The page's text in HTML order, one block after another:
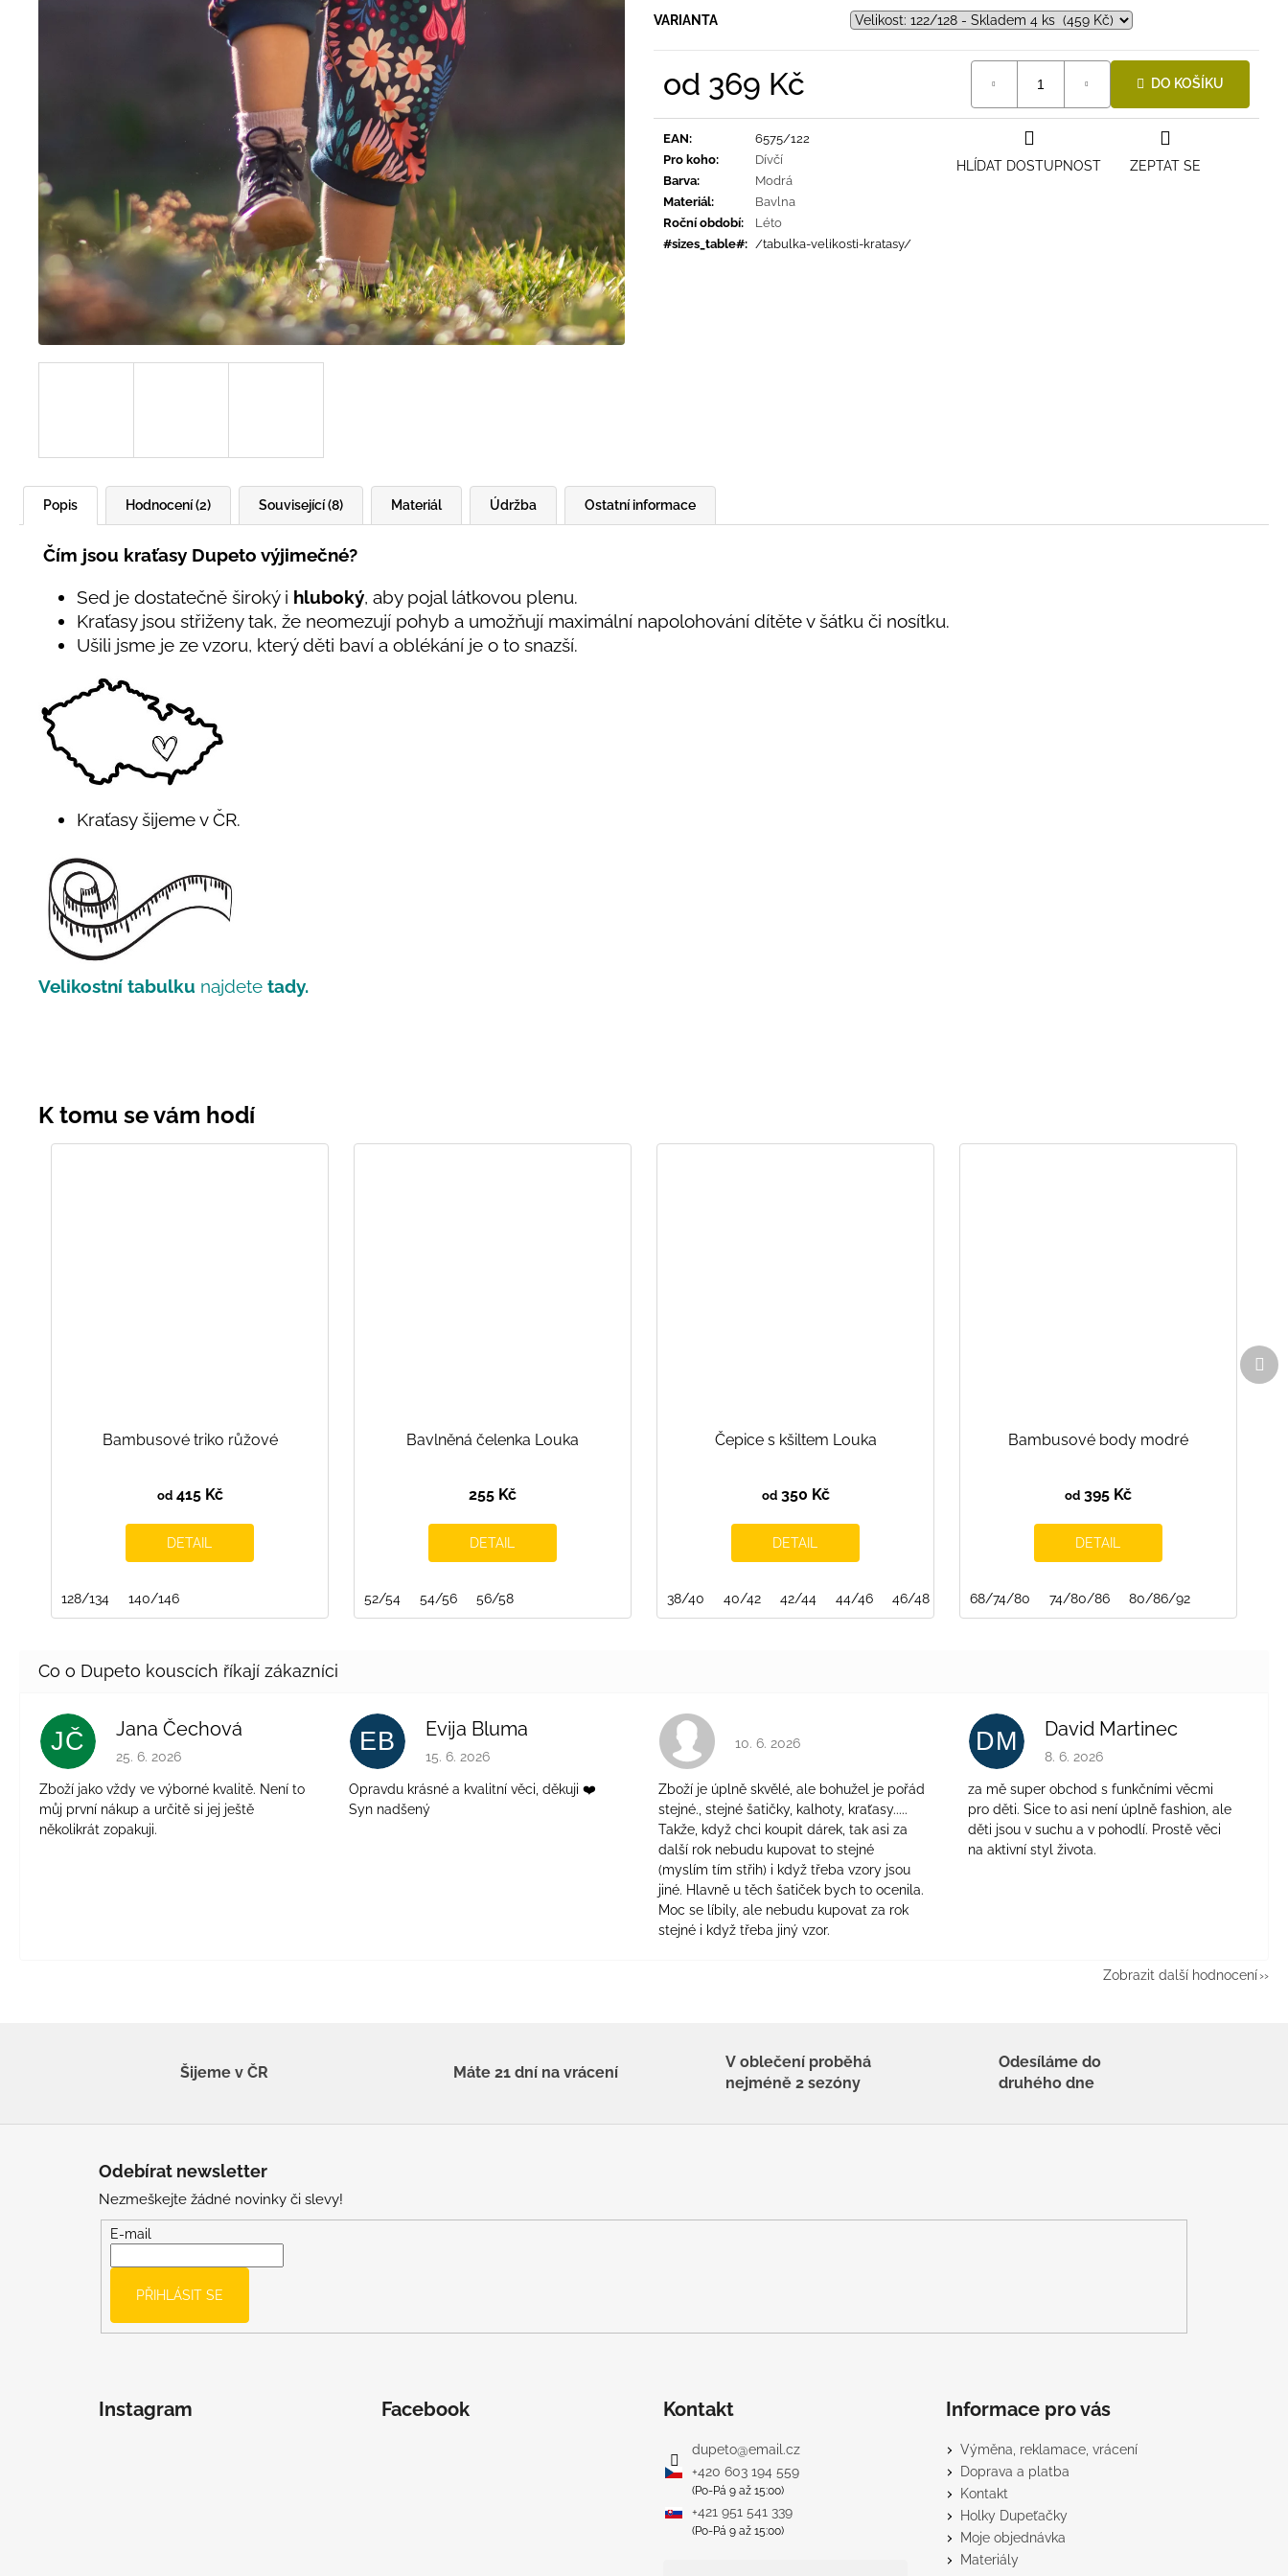
VARIANTA
od 369 Kč DO KOŠÍKU
EAN:
6575/122
Pro koho:
Dívčí
Barva:
Modrá
Materiál:
Bavlna
Roční období:
Léto
#sizes_table#: /tabulka-velikosti-kratasy/
ZEPTAT SE
HLÍDAT DOSTUPNOST
Popis Hodnocení (2) Související (8) Ostatní informace
Materiál Údržba
Čím jsou kraťasy Dupeto výjimečné?
Sed je dostatečně široký i hluboký, aby pojal látkovou plenu.
Kraťasy jsou střiženy tak, že neomezují pohyb a umožňují maximální napolohování dítěte v šátku či nosítku.
Ušili jsme je ze vzoru, který děti baví a oblékání je o to snazší.
Kraťasy šijeme v ČR.
Velikostní tabulku najdete tady.
Bambusové triko růžové
od415 Kč
DETAIL
128/134 140/146
Bavlněná čelenka Louka
255 Kč
DETAIL
52/54 54/56 56/58
Čepice s kšiltem Louka
od350 Kč
DETAIL
38/40 40/42 42/44 44/46 46/48 48/50 50/52 52/54 54/56
Bambusové body modré
od 395 Kč
DETAIL
68/74/80 74/80/86 80/86/92
JČ Jana Čechová
Hodnocení obchodu je 5 z 5 hvězdiček.
25. 6. 2026
Zboží jako vždy ve výborné kvalitě. Není to
můj první nákup a určitě si jej ještě
několikrát zopakuji.
EB Evija Bluma
Hodnocení obchodu je 5 z 5 hvězdiček.
15. 6. 2026
Opravdu krásné a kvalitní věci, děkuji ❤️
Syn nadšený
Hodnocení obchodu je 4 z 5 hvězdiček.
10. 6. 2026
Zboží je úplně skvělé, ale bohužel je pořád
stejné., stejné šatičky, kalhoty, kraťasy.....
Takže, když chci koupit dárek, tak asi za
další rok nebudu kupovat to stejné
(myslím tím střih) i když třeba vzory jsou
jiné. Hlavně u těch šatiček bych to ocenila.
Moc se líbily, ale nebudu kupovat za rok
stejné i když třeba jiný vzor.
DM David Martinec
Hodnocení obchodu je 5 z 5 hvězdiček.
8. 6. 2026
za mě super obchod s funkčními věcmi
pro děti. Sice to asi není úplně fashion, ale
děti jsou v suchu a v pohodlí. Prostě věci
na aktivní styl života.
Zobrazit další hodnocení
395 Kč
Šijeme v ČR Máte 21 dní na vrácení
V oblečení proběhá
nejméně 2 sezóny
Odesíláme do
druhého dne
Odebírat newsletter
Nezmeškejte žádné novinky či slevy!
E-mail
PŘIHLÁSIT SE
Instagram Facebook Kontakt
dupeto@email.cz
+420 603 194 559
(Po-Pá 9 až 15:00)
+421 951 541 339
(Po-Pá 9 až 15:00)
Informace pro vás
Výměna, reklamace, vrácení
Doprava a platba
Kontakt
Holky Dupeťačky
Moje objednávka
Materiály